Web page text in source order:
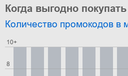
Когда выгодно
Количество промокодов в
8
10+